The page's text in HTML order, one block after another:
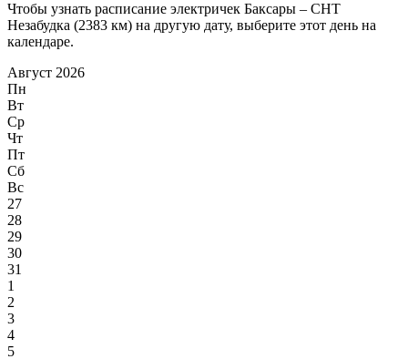
Чтобы узнать расписание электричек Баксары – СНТ
Незабудка (2383 км) на другую дату, выберите этот день на
календаре.
Август 2026
Пн
Вт
Ср
Чт
Пт
Сб
Вс
27
28
29
30
31
1
2
3
4
5